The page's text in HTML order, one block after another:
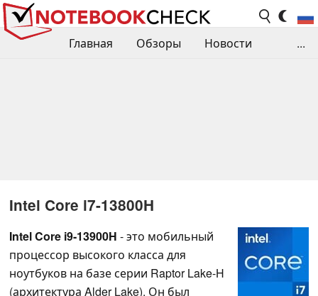
Главная Обзоры
Новости
...
Intel Core i7-13800H
Intel Core i9-13900H - это мобильный
процессор высокого класса для
ноутбуков на базе серии Raptor Lake-H
(архитектура Alder Lake). Он был